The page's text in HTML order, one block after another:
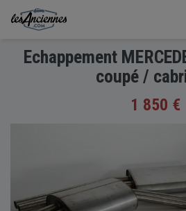
Echappement
coupé /
1 850 €